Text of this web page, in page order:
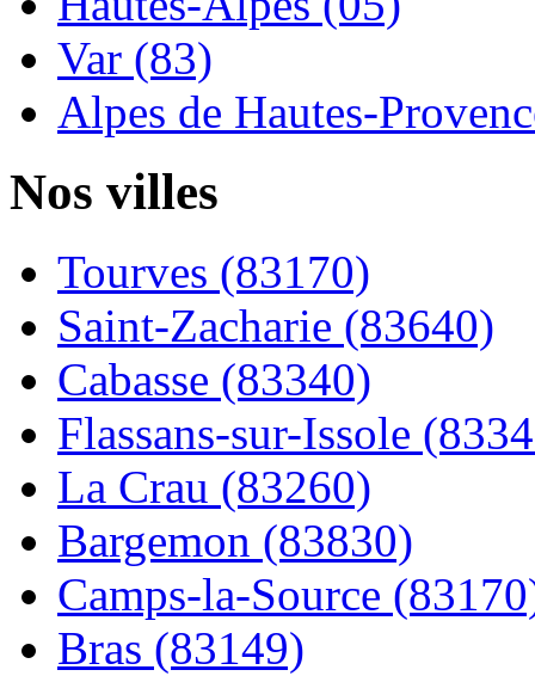
Var (83)
Alpes de Hautes-
Nos villes
Tourves (83170)
Saint-Zacharie (83640)
Cabasse (83340)
Flassans-sur-Issole
La Crau (83260)
Bargemon (83830)
Camps-la-Source
Bras (83149)